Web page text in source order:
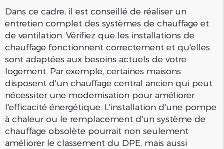
Dans ce cadre, il est conseillé de réaliser un
entretien complet des systèmes de chauffage et
de ventilation. Vérifiez que les installations de
chauffage fonctionnent correctement et qu'elles
sont adaptées aux besoins actuels de votre
logement. Par exemple, certaines maisons
disposent d'un chauffage central ancien qui peut
nécessiter une modernisation pour améliorer
l'efficacité énergétique. L'installation d'une pompe
à chaleur ou le remplacement d'un système de
chauffage obsolète pourrait non seulement
améliorer le classement du DPE, mais aussi